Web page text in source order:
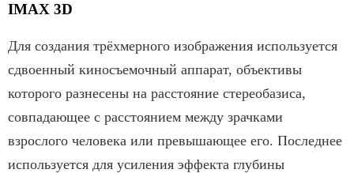
IMAX 3D
Для создания трёхмерного изображения используется
сдвоенный киносъемочный аппарат, объективы
которого разнесены на расстояние стереобазиса,
совпадающее с расстоянием между зрачками
взрослого человека или превышающее его. Последнее
используется для усиления эффекта глубины